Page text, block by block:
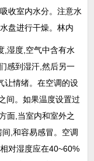
收室内水分。注意水
盘进行干燥。林内
,湿度,空气中含有水
感到湿汗,然后另一
让情绪。在空调的设
间。如果温度设置过
面,当室内和室外之
,和容易感冒。空调
对湿度应在40~60%